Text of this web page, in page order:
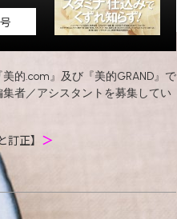
的.com』及び『美的GRAND』で
集者／アシスタントを募集してい
訂正】 ＞